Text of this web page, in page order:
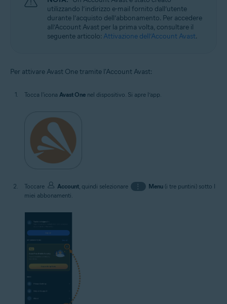
utilizzando l’indirizzo e-mail fornito dall’utente
durante l’acquisto dell’abbonamento. Per accedere
all’Account Avast per la prima volta, consultare il
seguente articolo: Attivazione dell’Account Avast.
Per attivare Avast One tramite l'Account Avast:
Tocca l'icona Avast One nel dispositivo. Si apre l’app.
Toccare Account, quindi selezionare ⋮ Menu(i tre puntini) sotto I
miei abbonamenti.